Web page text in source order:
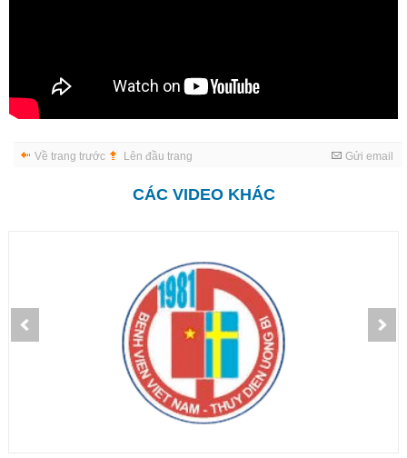
Về trang trước Lên đầu trang Gửi email
CÁC VIDEO KHÁC